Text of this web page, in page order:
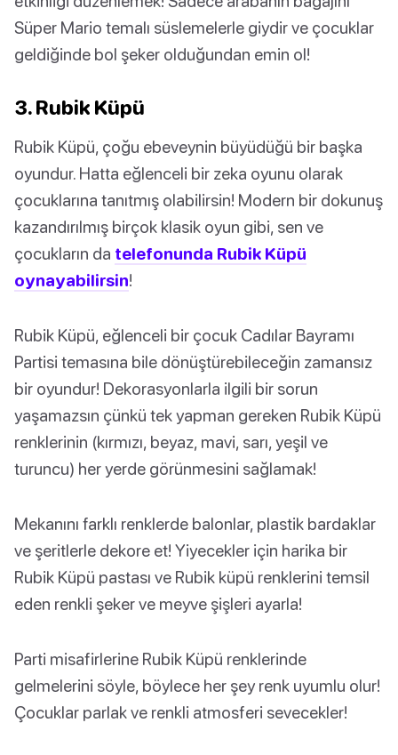
Süper Mario temalı süslemelerle giydir ve çocuklar
geldiğinde bol şeker olduğundan emin ol!
3. Rubik Küpü
Rubik Küpü, çoğu ebeveynin büyüdüğü bir başka
oyundur. Hatta eğlenceli bir zeka oyunu olarak
çocuklarına tanıtmış olabilirsin! Modern bir dokunuş
kazandırılmış birçok klasik oyun gibi, sen ve
çocukların da telefonunda Rubik Küpü
oynayabilirsin!
Rubik Küpü, eğlenceli bir çocuk Cadılar Bayramı
Partisi temasına bile dönüştürebileceğin zamansız
bir oyundur! Dekorasyonlarla ilgili bir sorun
yaşamazsın çünkü tek yapman gereken Rubik Küpü
renklerinin (kırmızı, beyaz, mavi, sarı, yeşil ve
turuncu) her yerde görünmesini sağlamak!
Mekanını farklı renklerde balonlar, plastik bardaklar
ve şeritlerle dekore et! Yiyecekler için harika bir
Rubik Küpü pastası ve Rubik küpü renklerini temsil
eden renkli şeker ve meyve şişleri ayarla!
Parti misafirlerine Rubik Küpü renklerinde
gelmelerini söyle, böylece her şey renk uyumlu olur!
Çocuklar parlak ve renkli atmosferi sevecekler!